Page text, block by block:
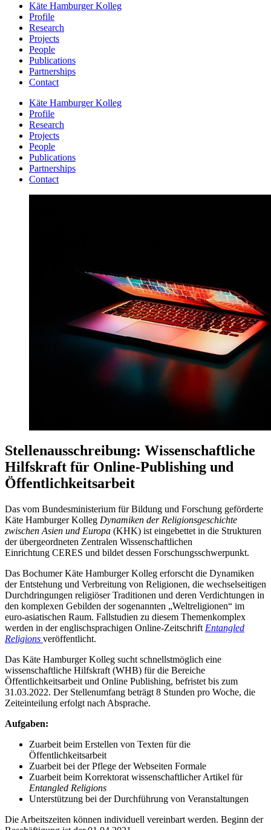
Käte Hamburger Kolleg
Profile
Research
Projects
People
Publications
Partnerships
Contact
Käte Hamburger Kolleg
Profile
Research
Projects
People
Publications
Partnerships
Contact
Stellenausschreibung: Wissenschaftliche
Hilfskraft für Online-Publishing und
Öffentlichkeitsarbeit
Das vom Bundesministerium für Bildung und Forschung geförderte
Käte Hamburger Kolleg Dynamiken der Religionsgeschichte
zwischen Asien und Europa (KHK) ist eingebettet in die Strukturen
der übergeordneten Zentralen Wissenschaftlichen
Einrichtung CERES und bildet dessen Forschungsschwerpunkt.
Das Bochumer Käte Hamburger Kolleg erforscht die Dynamiken
der Entstehung und Verbreitung von Religionen, die wechselseitigen
Durchdringungen religiöser Traditionen und deren Verdichtungen in
den komplexen Gebilden der sogenannten „Weltreligionen“ im
euro-asiatischen Raum. Fallstudien zu diesem Themenkomplex
werden in der englischsprachigen Online-Zeitschrift Entangled
Religions veröffentlicht.
Das Käte Hamburger Kolleg sucht schnellstmöglich eine
wissenschaftliche Hilfskraft (WHB) für die Bereiche
Öffentlichkeitsarbeit und Online Publishing, befristet bis zum
31.03.2022. Der Stellenumfang beträgt 8 Stunden pro Woche, die
Zeiteinteilung erfolgt nach Absprache.
Aufgaben:
Zuarbeit beim Erstellen von Texten für die
Öffentlichkeitsarbeit
Zuarbeit bei der Pflege der Webseiten Formale
Zuarbeit beim Korrektorat wissenschaftlicher Artikel für
Entangled Religions
Unterstützung bei der Durchführung von Veranstaltungen
Die Arbeitszeiten können individuell vereinbart werden. Beginn der